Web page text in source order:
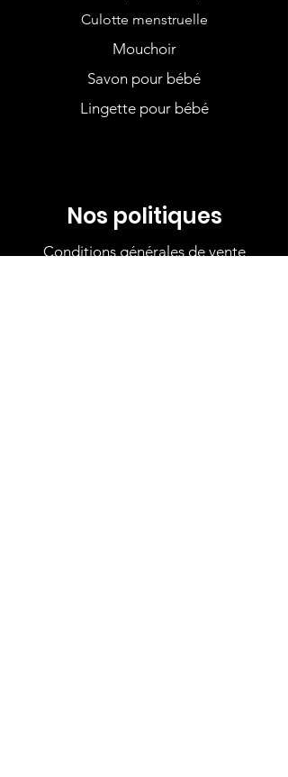
Culotte menstruelle
Mouchoir
Savon pour bébé
Lingette pour bébé
Nos politiques
Conditions générales de vente